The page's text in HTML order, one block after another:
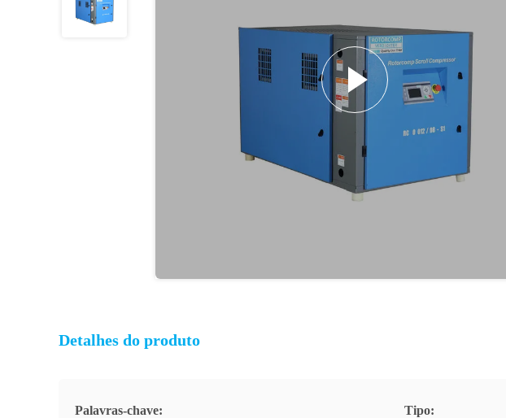
Detalhes do produto
Palavras-chave: Tipo: